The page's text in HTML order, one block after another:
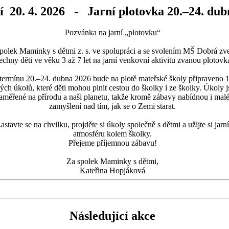
20. 4. 2026 - Jarní plotovka 20.–24.
Pozvánka na jarní „plotovku“
Maminky s dětmi z. s. ve spolupráci a se svolením MŠ Dobrá
děti ve věku 3 až 7 let na jarní venkovní aktivitu zvanou
20.–24. dubna 2026 bude na plotě mateřské školy připraveno
úkolů, které děti mohou plnit cestou do školky i ze školky. Úkoly
na přírodu a naši planetu, takže kromě zábavy nabídnou i malé
zamyšlení nad tím, jak se o Zemi starat.
se na chvilku, projděte si úkoly společně s dětmi a užijte si jarní
atmosféru kolem školky.
Přejeme příjemnou zábavu!
Za spolek Maminky s dětmi,
Kateřina Hopjáková
Následující akce